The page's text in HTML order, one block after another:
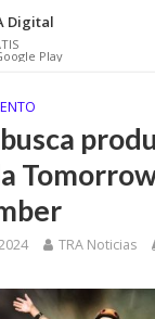
TRA Noticias
Digital
Play